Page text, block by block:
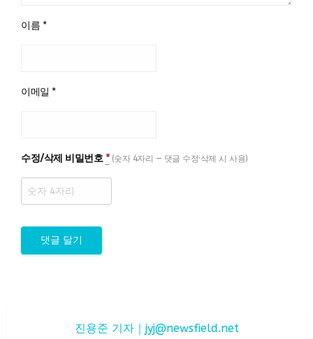
이름 *
이메일 *
수정/삭제 비밀번호 * (숫자 4자리 — 댓글 수정·삭제 시 사용)
진용준 기자｜ jyj@newsfield.net